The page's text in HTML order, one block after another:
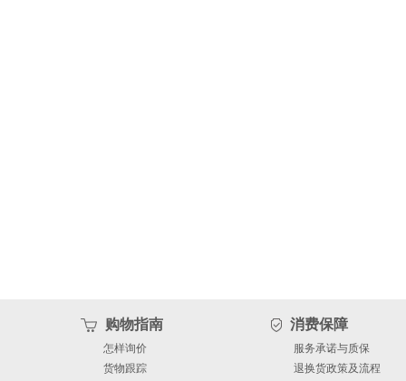
购物指南
怎样询价
货物跟踪
消费保障
服务承诺与质保
退换货政策及流程